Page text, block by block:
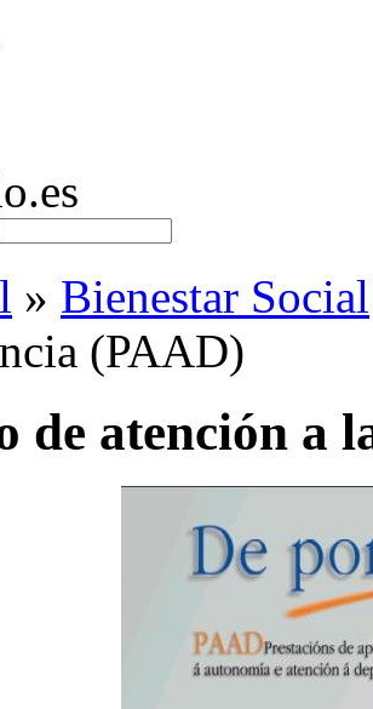
» Bienestar Social
(PAAD)
de atención a